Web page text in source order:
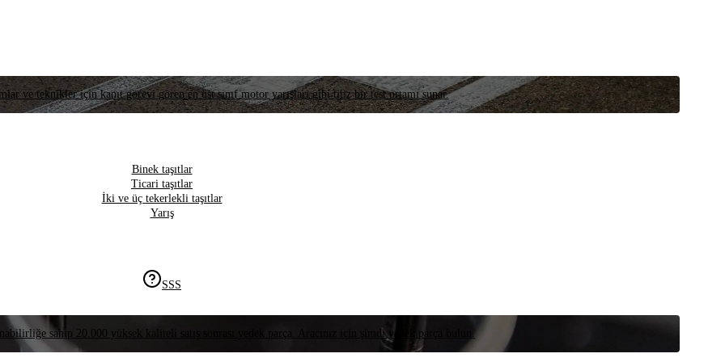
ve teknikler için kanıt görevi gören en üst sınıf motor yarışları gibi titiz bir test ortamı sunar.
Binek taşıtlar
Ticari taşıtlar
İki ve üç tekerlekli taşıtlar
Yarış
SSS
sahip 20.000 yüksek kaliteli satış sonrası yedek parça. Aracınız için şimdi yedek parça bulun.